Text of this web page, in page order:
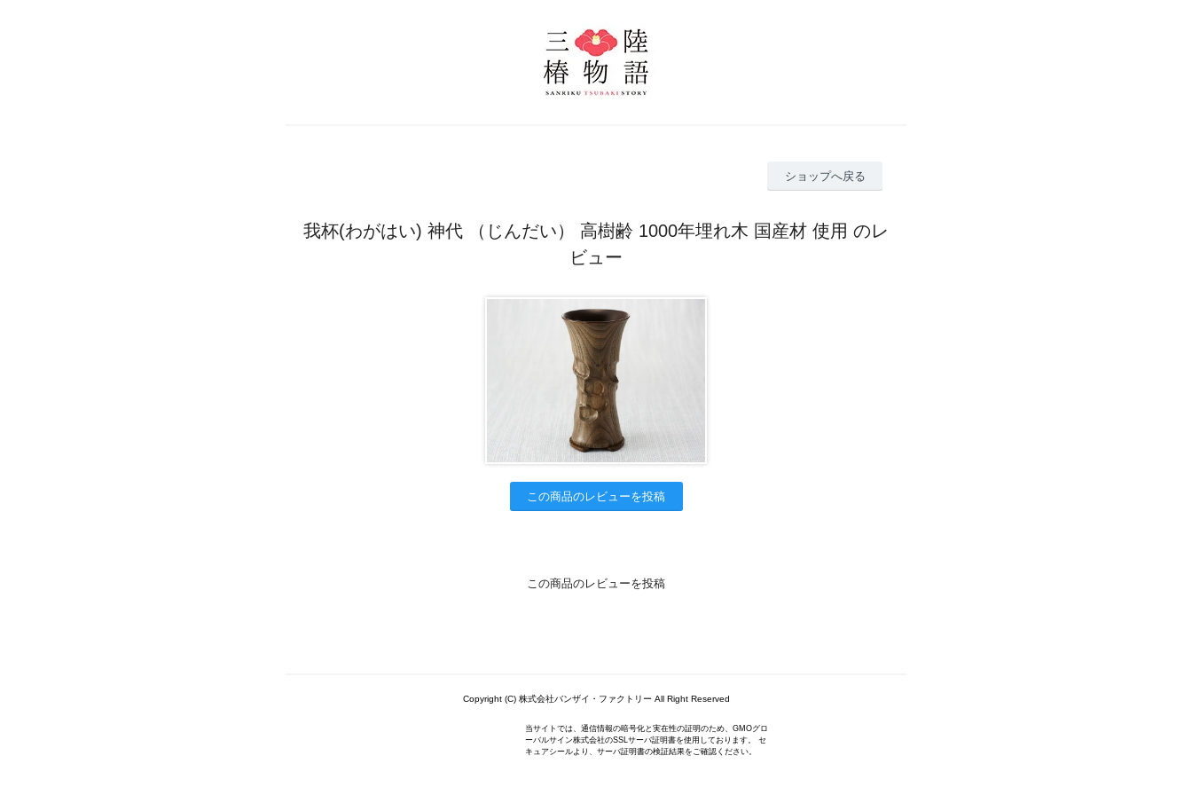
ショップへ戻る
我杯(わがはい) 神代 （じんだい） 高樹齢 1000年埋れ木 国産材 使用 のレ
ビュー
この商品のレビューを投稿
この商品のレビューを投稿
Copyright (C) 株式会社バンザイ・ファクトリー All Right Reserved
当サイトでは、通信情報の暗号化と実在性の証明のため、GMOグロ
ーバルサイン株式会社のSSLサーバ証明書を使用しております。 セ
キュアシールより、サーバ証明書の検証結果をご確認ください。